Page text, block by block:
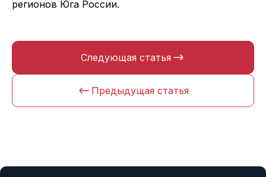
регионов Юга России.
Предыдущая статья
Следующая статья